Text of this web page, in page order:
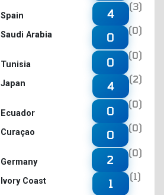
Spain
Saudi Arabia
4
(3)
0
(0)
Tunisia
Japan
0
(0)
4
(2)
Ecuador
Curaçao
0
(0)
0
(0)
Germany
Ivory Coast
2
(0)
1
(1)